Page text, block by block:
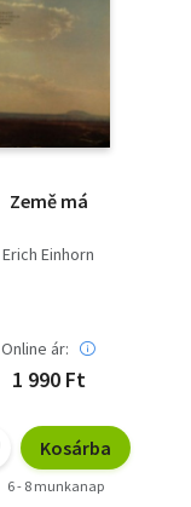
Země má
Erich Einhorn
Online ár:
1 990 Ft
Kosárba
6 - 8 munkanap